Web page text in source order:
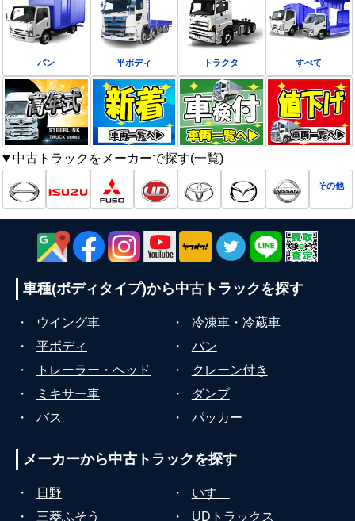
バン 平ボディ トラクタ すべて
▼中古トラックをメーカーで探す(一覧)
その他
車種(ボディタイプ)から中古トラックを探す
・ ウイング車 ・
冷凍車・冷蔵車
・
平ボディ ・
バン
・
トレーラー・ヘッド ・
クレーン付き
・
ミキサー車 ・
ダンプ
・
バス ・ パッカー
メーカーから中古トラックを探す
・ 日野 ・
いすゞ
・
三菱ふそう ・ UDトラックス